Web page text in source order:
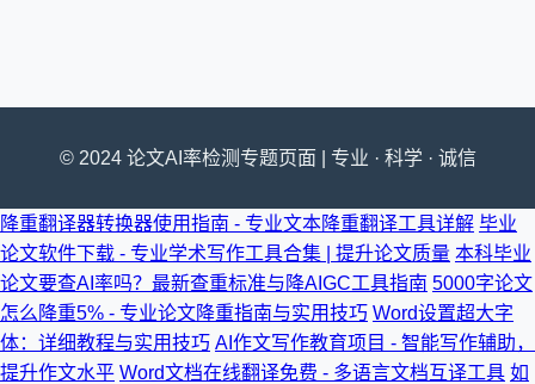
© 2024 论文AI率检测专题页面 | 专业 · 科学 · 诚信
降重翻译器转换器使用指南 - 专业文本降重翻译工具详解 毕业
论文软件下载 - 专业学术写作工具合集 | 提升论文质量 本科毕业
论文要查AI率吗？最新查重标准与降AIGC工具指南 5000字论文
怎么降重5% - 专业论文降重指南与实用技巧 Word设置超大字
体：详细教程与实用技巧 AI作文写作教育项目 - 智能写作辅助，
提升作文水平 Word文档在线翻译免费 - 多语言文档互译工具 如